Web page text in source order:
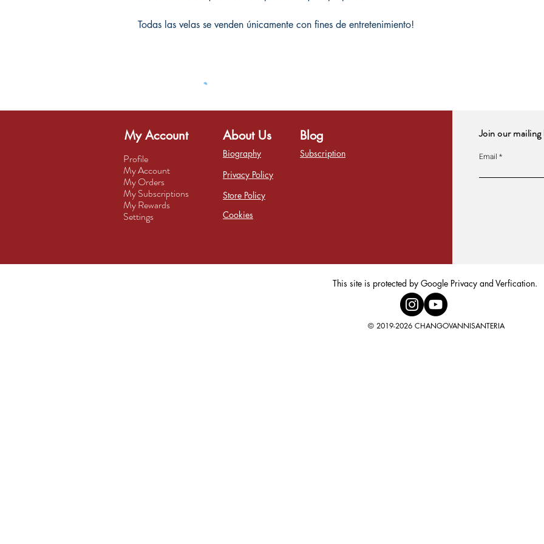
Todas las velas se venden únicamente con fines de entretenimiento!
My Account
Profile
My Account
My Orders
My Subscriptions
My Rewards
Settings
About Us
Biography
Privacy Policy
Store Policy
Cookies
Blog
Subscription
Join our
Email
This site is protected by Google Privacy and Verfication.
© 2019-2026 CHANGOVANNISANTERIA